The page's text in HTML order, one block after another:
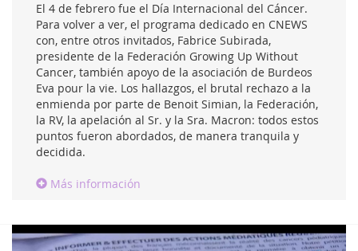
El 4 de febrero fue el Día Internacional del Cáncer.
Para volver a ver, el programa dedicado en CNEWS
con, entre otros invitados, Fabrice Subirada,
presidente de la Federación Growing Up Without
Cancer, también apoyo de la asociación de Burdeos
Eva pour la vie. Los hallazgos, el brutal rechazo a la
enmienda por parte de Benoit Simian, la Federación,
la RV, la apelación al Sr. y la Sra. Macron: todos estos
puntos fueron abordados, de manera tranquila y
decidida.
Más información